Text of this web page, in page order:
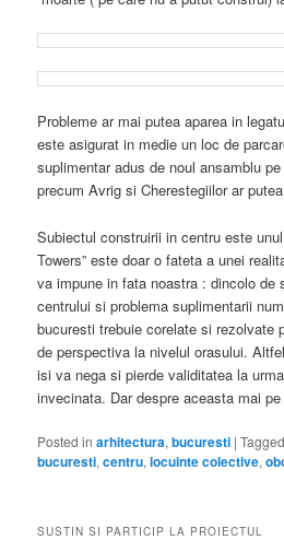
Probleme ar mai putea aparea in
este asigurat in medie un loc de
suplimentar adus de noul ansamblu
precum Avrig si Cherestegiilor ar
Subiectul construirii in centru este
Towers” este doar o fateta a unei
va impune in fata noastra : dincolo de
centrului si problema suplimentarii
bucuresti trebuie corelate si rezolvate
de perspectiva la nivelul orasului.
isi va nega si pierde validitatea la
invecinata. Dar despre aceasta mai
Posted in arhitectura,bucuresti |Tagged
bucuresti,centru,locuinte colective,
SUSTIN SI PARTICIP LA PROIECTUL